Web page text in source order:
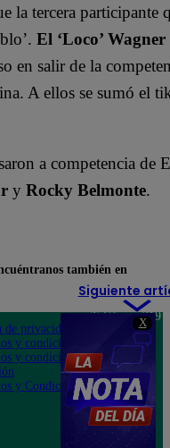
X
la tercera
El ‘Loco’ Wagner
en salir de la
A ellos se sumó el
a competencia de
y Rocky Belmonte.
Siguiente
también en
de privacidad
y condiciones
y condiciones
y Condiciones
Teléfono: 219
Av. San
Felipe 968
Jesús María